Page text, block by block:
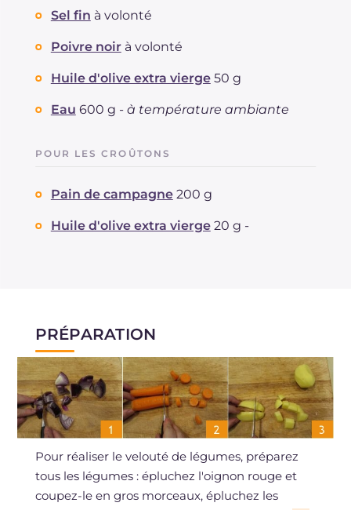
Sel fin à volonté
Poivre noir à volonté
Huile d'olive extra vierge 50 g
Eau 600 g - à température ambiante
POUR LES CROÛTONS
Pain de campagne 200 g
Huile d'olive extra vierge 20 g -
PRÉPARATION
Pour réaliser le velouté de légumes, préparez
tous les légumes : épluchez l'oignon rouge et
coupez-le en gros morceaux, épluchez les